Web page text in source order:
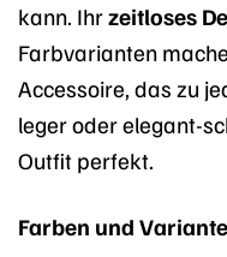
kann. Ihrzeitloses
Farbvarianten
Accessoire, das zu
leger oder elegant-
Outfit perfekt.
Farben und